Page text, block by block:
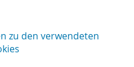
die größte
das stark
zu den verwendeten